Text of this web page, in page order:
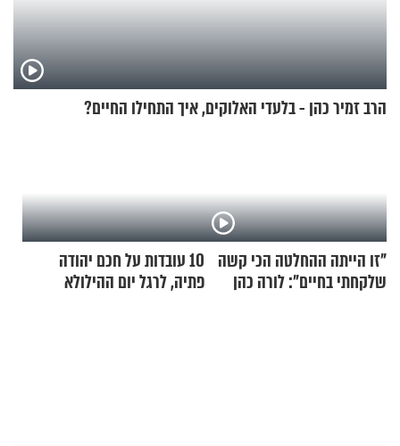
הרב זמיר כהן - בלעדי האלוקים, איך התחילו החיים?
"זו הייתה ההחלטה הכי קשה
שלקחתי בחיים": לורה כהן
10 עובדות על חכם יהודה
פתיה, לרגל יום ההילולא